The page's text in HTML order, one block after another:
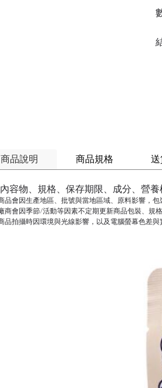
商品說明 商品規格 送
容物、規格、保存期限、成分、營
品會因生產地區、批號與當地區域、原料影響，包
商會因季節/活動等因素不定期更新商品包裝、規
品拍攝時因環境與光線影響，以及電腦螢幕色差與